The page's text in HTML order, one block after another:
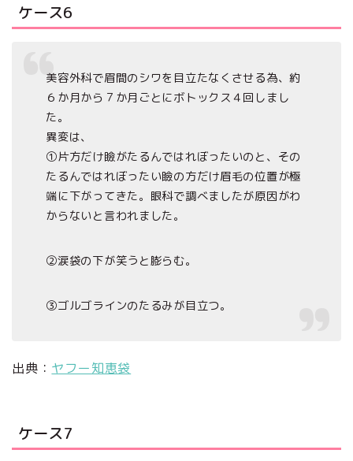
ケース6
美容外科で眉間のシワを目立たなくさせる為、約
６か月から７か月ごとにボトックス４回しまし
た。
異変は、
①片方だけ瞼がたるんではれぼったいのと、その
たるんではれぼったい瞼の方だけ眉毛の位置が極
端に下がってきた。眼科で調べましたが原因がわ
からないと言われました。
②涙袋の下が笑うと膨らむ。
③ゴルゴラインのたるみが目立つ。
出典： ヤフー知恵袋
ケース7